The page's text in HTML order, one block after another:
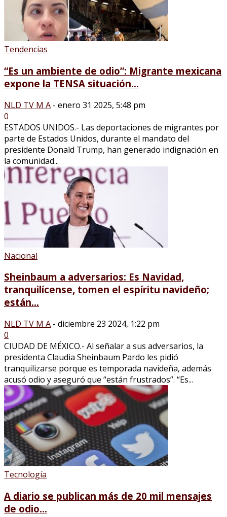
Tendencias
“Es un ambiente de odio”: Migrante mexicana
expone la TENSA situación...
NLD TV M A - enero 31 2025, 5:48 pm
0
ESTADOS UNIDOS.- Las deportaciones de migrantes por
parte de Estados Unidos, durante el mandato del
presidente Donald Trump, han generado indignación en
la comunidad...
Nacional
Sheinbaum a adversarios: Es Navidad,
tranquilícense, tomen el espíritu navideño;
están...
NLD TV M A - diciembre 23 2024, 1:22 pm
0
CIUDAD DE MÉXICO.- Al señalar a sus adversarios, la
presidenta Claudia Sheinbaum Pardo les pidió
tranquilizarse porque es temporada navideña, además
acusó odio y aseguró que “están frustrados”. “Es...
Tecnología
A diario se publican más de 20 mil mensajes
de odio...